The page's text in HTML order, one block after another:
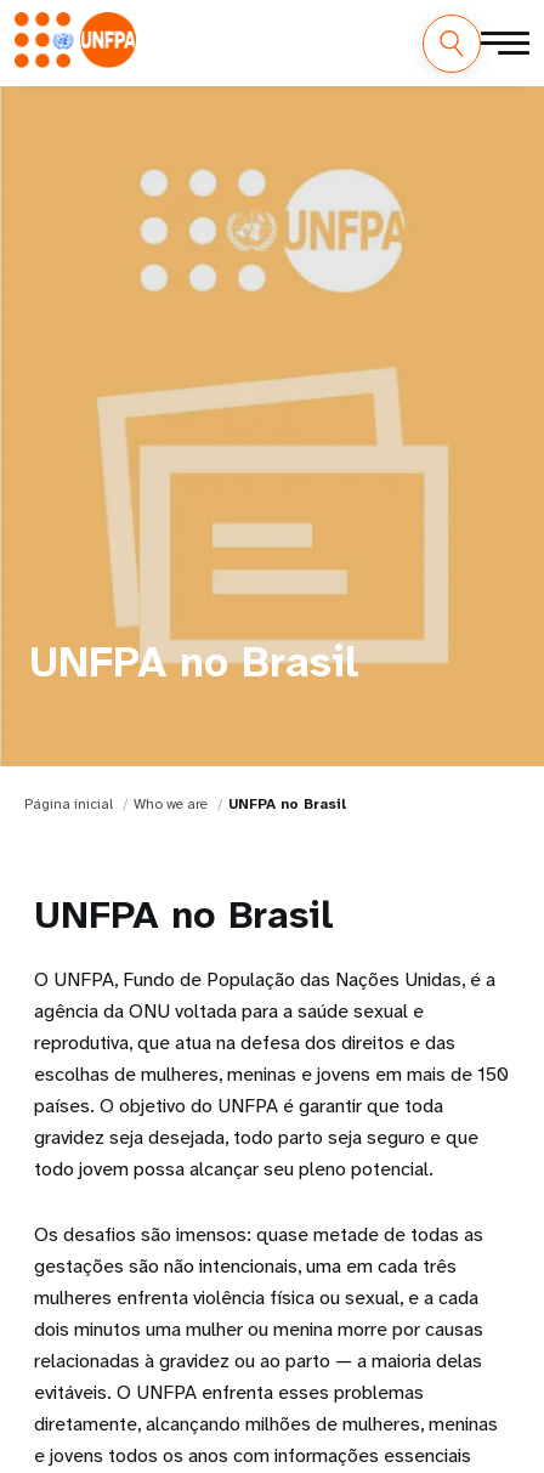
UNFPA no Brasil
Página inicial Who we are UNFPA no Brasil
UNFPA no Brasil
O UNFPA, Fundo de População das Nações Unidas, é a
agência da ONU voltada para a saúde sexual e
reprodutiva, que atua na defesa dos direitos e das
escolhas de mulheres, meninas e jovens em mais de 150
países. O objetivo do UNFPA é garantir que toda
gravidez seja desejada, todo parto seja seguro e que
todo jovem possa alcançar seu pleno potencial.
Os desafios são imensos: quase metade de todas as
gestações são não intencionais, uma em cada três
mulheres enfrenta violência física ou sexual, e a cada
dois minutos uma mulher ou menina morre por causas
relacionadas à gravidez ou ao parto — a maioria delas
evitáveis. O UNFPA enfrenta esses problemas
diretamente, alcançando milhões de mulheres, meninas
e jovens todos os anos com informações essenciais